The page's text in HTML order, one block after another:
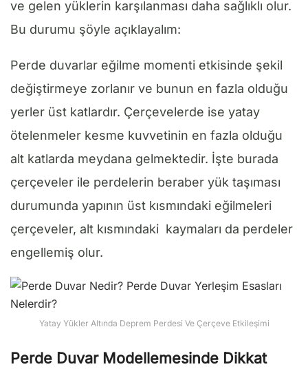
ve gelen yüklerin karşılanması daha sağlıklı olur.
Bu durumu şöyle açıklayalım:
Perde duvarlar eğilme momenti etkisinde şekil
değiştirmeye zorlanır ve bunun en fazla olduğu
yerler üst katlardır. Çerçevelerde ise yatay
ötelenmeler kesme kuvvetinin en fazla olduğu
alt katlarda meydana gelmektedir. İşte burada
çerçeveler ile perdelerin beraber yük taşıması
durumunda yapının üst kısmındaki eğilmeleri
çerçeveler, alt kısmındaki kaymaları da perdeler
engellemiş olur.
Yatay Yükler Altında Deprem Perdesi Ve Çerçeve Etkileşimi
Perde Duvar Modellemesinde Dikkat